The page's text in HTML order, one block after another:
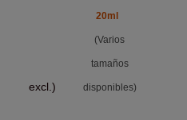
excl.)
20ml
(Varios
tamaños
disponibles)